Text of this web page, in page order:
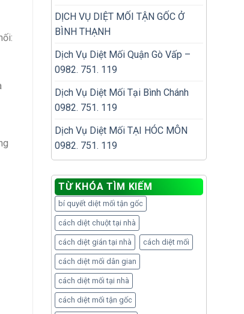
DỊCH VỤ DIỆT MỐI TẬN GỐC Ở
BÌNH THẠNH
Dịch Vụ Diệt Mối Quận Gò Vấp –
0982. 751. 119
Dịch Vụ Diệt Mối Tại Bình Chánh
0982. 751. 119
Dịch Vụ Diệt Mối TẠI HÓC MÔN
0982. 751. 119
TỪ KHÓA TÌM KIẾM
bí quyết diệt mối tận gốc
cách diệt chuột tại nhà
cách diệt gián tại nhà cách diệt mối
cách diệt mối dân gian
cách diệt mối tại nhà
cách diệt mối tận gốc